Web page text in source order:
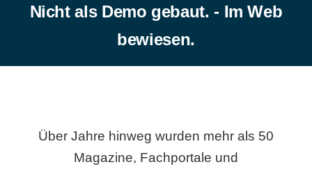
Nicht als Demo gebaut. - Im Web
bewiesen.
Über Jahre hinweg wurden mehr als 50
Magazine, Fachportale und